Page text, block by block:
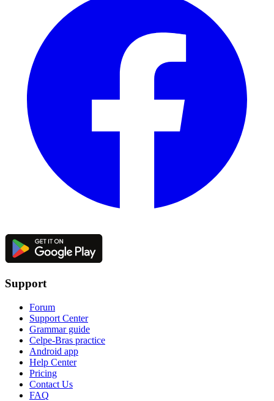
Support
Forum
Support Center
Grammar guide
Celpe-Bras practice
Android app
Help Center
Pricing
Contact Us
FAQ